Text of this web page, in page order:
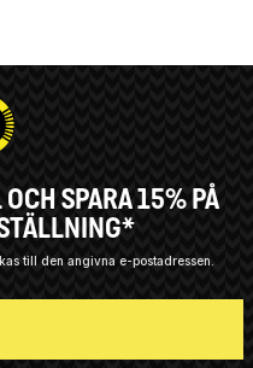
SPARA 15% PÅ
till den angivna e-postadressen.